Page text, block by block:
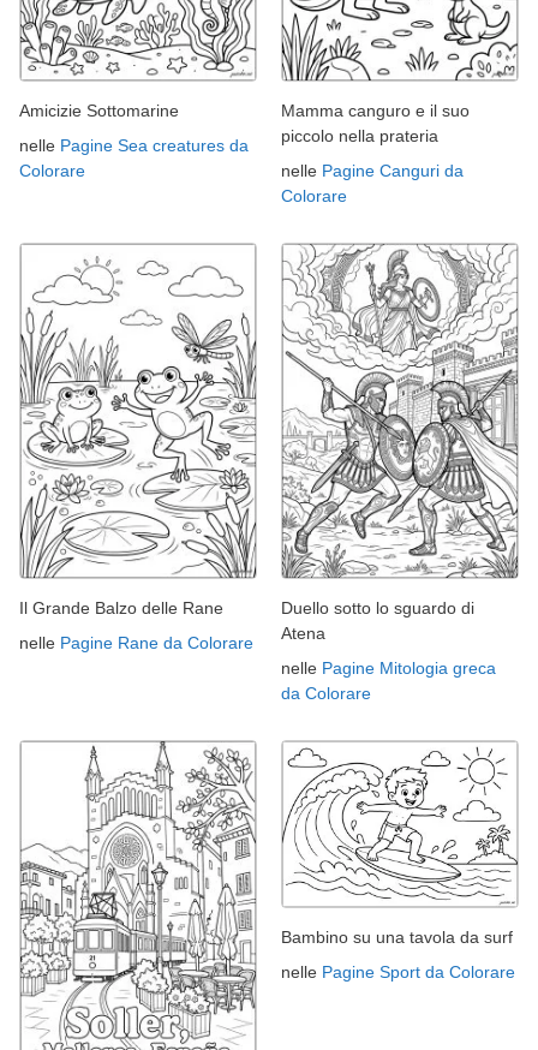
Amicizie Sottomarine
nelle Pagine Sea creatures da
Colorare
Mamma canguro e il suo
piccolo nella prateria
nelle Pagine Canguri da
Colorare
Il Grande Balzo delle Rane
nelle Pagine Rane da Colorare
Duello sotto lo sguardo di
Atena
nelle Pagine Mitologia greca
da Colorare
Bambino su una tavola da surf
nelle Pagine Sport da Colorare